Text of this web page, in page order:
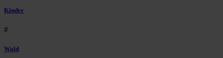
Kinder
#
Wald